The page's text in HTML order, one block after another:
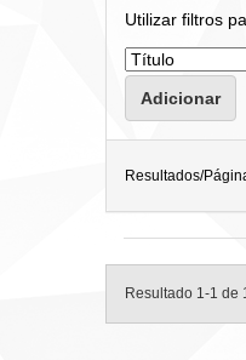
Utilizar filtros
Resultados/
Resultado 1-1 de